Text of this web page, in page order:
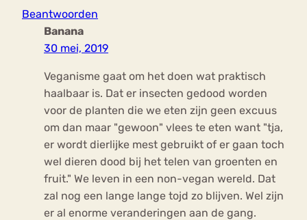
Beantwoorden
Banana
30 mei, 2019
Veganisme gaat om het doen wat praktisch
haalbaar is. Dat er insecten gedood worden
voor de planten die we eten zijn geen excuus
om dan maar "gewoon" vlees te eten want "tja,
er wordt dierlijke mest gebruikt of er gaan toch
wel dieren dood bij het telen van groenten en
fruit." We leven in een non-vegan wereld. Dat
zal nog een lange lange tojd zo blijven. Wel zijn
er al enorme veranderingen aan de gang.